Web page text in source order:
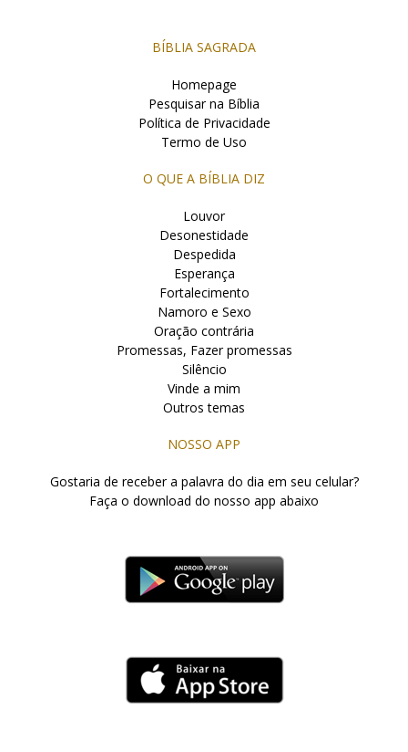
BÍBLIA SAGRADA
Homepage
Pesquisar na Bíblia
Política de Privacidade
Termo de Uso
O QUE A BÍBLIA DIZ
Louvor
Desonestidade
Despedida
Esperança
Fortalecimento
Namoro e Sexo
Oração contrária
Promessas, Fazer promessas
Silêncio
Vinde a mim
Outros temas
NOSSO APP
Gostaria de receber a palavra do dia em seu celular?
Faça o download do nosso app abaixo